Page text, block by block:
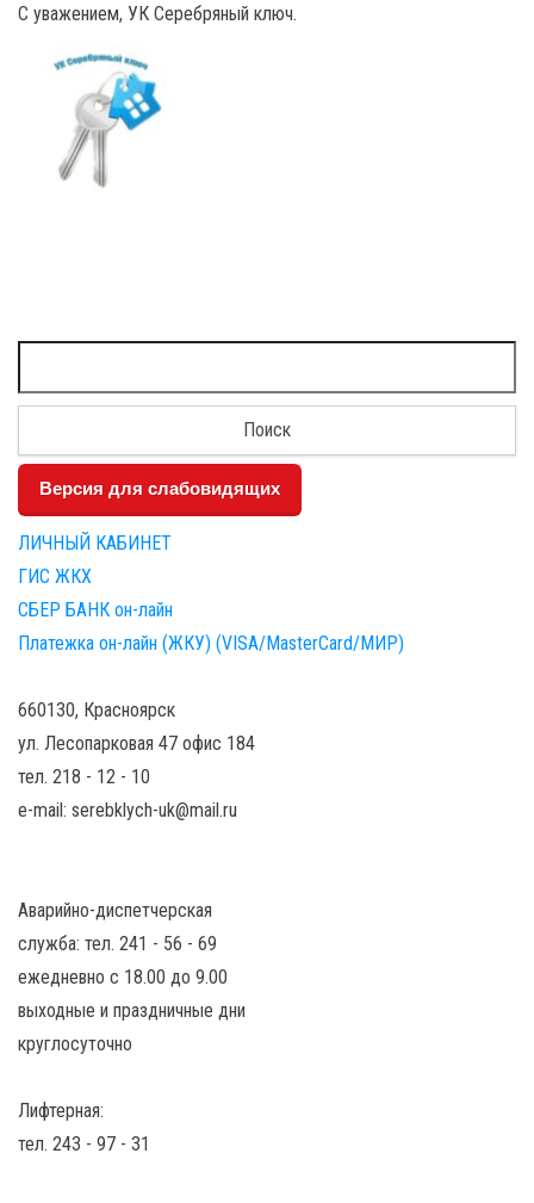
С уважением, УК Серебряный ключ.
Версия для слабовидящих
ЛИЧНЫЙ КАБИНЕТ
ГИС ЖКХ
СБЕР БАНК он-лайн
Платежка он-лайн (ЖКУ) (VISA/MasterCard/МИР)
660130, Красноярск
ул. Лесопарковая 47 офис 184
тел. 218 - 12 - 10
e-mail: serebklych-uk@mail.ru
Аварийно-диспетчерская
служба: тел. 241 - 56 - 69
ежедневно с 18.00 до 9.00
выходные и праздничные дни
круглосуточно
Лифтерная:
тел. 243 - 97 - 31